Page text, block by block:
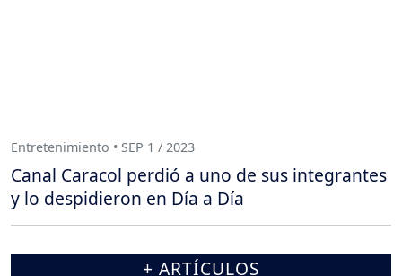
Entretenimiento • SEP 1 / 2023
Canal Caracol perdió a uno de sus integrantes
y lo despidieron en Día a Día
+ ARTÍCULOS